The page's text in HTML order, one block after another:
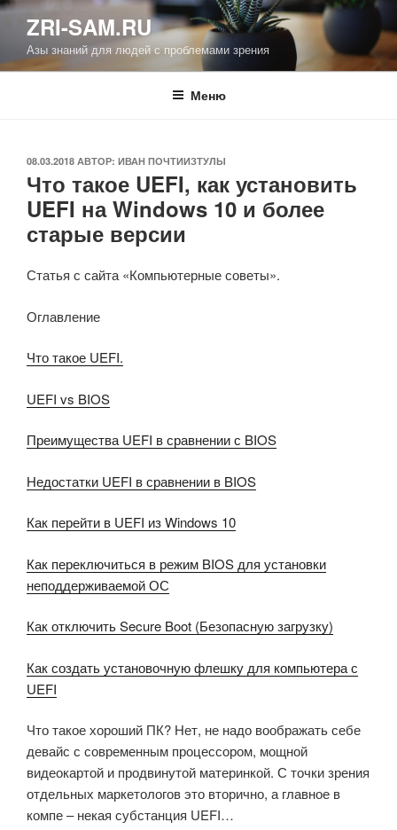
Перейти
содержимому
ZRI-SAM.RU
Азы знаний для людей с проблемами зрения
Меню
ОПУБЛИКОВАНО
08.03.2018 АВТОР: ИВАН ПОЧТИИЗТУЛЫ
Что такое UEFI, как установить
UEFI на Windows 10 и более
старые версии
Статья с сайта «Компьютерные советы».
Оглавление
Что такое UEFI.
UEFI vs BIOS
Преимущества UEFI в сравнении с BIOS
Недостатки UEFI в сравнении в BIOS
Как перейти в UEFI из Windows 10
Как переключиться в режим BIOS для установки
неподдерживаемой ОС
Как отключить Secure Boot (Безопасную загрузку)
Как создать установочную флешку для компьютера с
UEFI
Что такое хороший ПК? Нет, не надо воображать себе
девайс с современным процессором, мощной
видеокартой и продвинутой материнкой. С точки зрения
отдельных маркетологов это вторично, а главное в
компе – некая субстанция UEFI…